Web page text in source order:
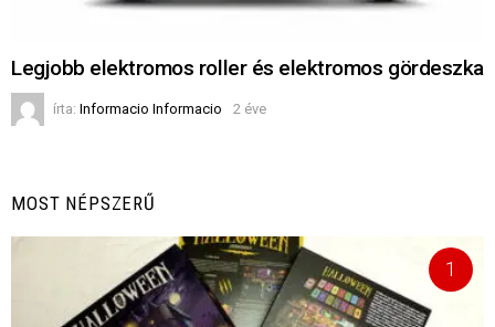
Legjobb elektromos roller és elektromos gördeszka
írta: Informacio Informacio 2 éve
MOST NÉPSZERŰ